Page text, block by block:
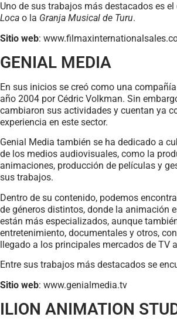
Uno de sus trabajos más destacados es el
Loca o la Granja Musical de Turu.
Sitio web:
GENIAL MEDIA
En sus inicios se creó como una
año 2004 por Cédric Volkman. Sin
cambiaron sus actividades y cuentan ya
experiencia en este sector.
Genial Media también se ha dedicado a
de los medios audiovisuales, como la
animaciones, producción de películas y
sus trabajos.
Dentro de su contenido, podemos
de géneros distintos, donde la animación
están más especializados, aunque
entretenimiento, documentales y otros,
llegado a los principales mercados de TV
Entre sus trabajos más destacados se
Sitio web: www.genialmedia.tv
ILION ANIMATION